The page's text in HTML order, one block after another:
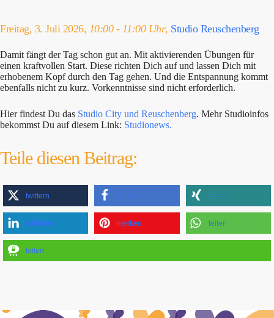
Freitag, 3. Juli 2026, 10:00 - 11:00 Uhr, Studio Reuschenberg
Damit fängt der Tag schon gut an. Mit aktivierenden Übungen für
einen kraftvollen Start. Diese richten Dich auf und lassen Dich mit
erhobenem Kopf durch den Tag gehen. Und die Entspannung kommt
ebenfalls nicht zu kurz. Vorkenntnisse sind nicht erforderlich.
Hier findest Du das Studio City und Reuschenberg. Mehr Studioinfos
bekommst Du auf diesem Link: Studionews.
Teile diesen Beitrag:
twittern teilen teilen
mitteilen merken teilen
teilen